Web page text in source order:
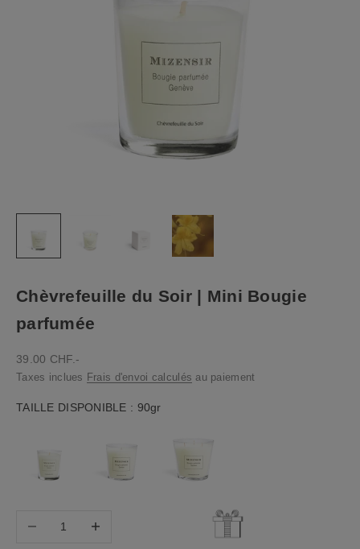
Chèvrefeuille du Soir | Mini Bougie
parfumée
Prix de vente
39.00 CHF.-
Taxes inclues Frais d'envoi calculés au paiement
TAILLE DISPONIBLE : 90grTaille disponible
Diminuer la quantitéDiminuer la quantité